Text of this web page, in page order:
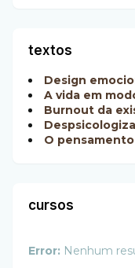
textos
Design
A vida em
Burnout da
O
cursos
Error: Nenhum